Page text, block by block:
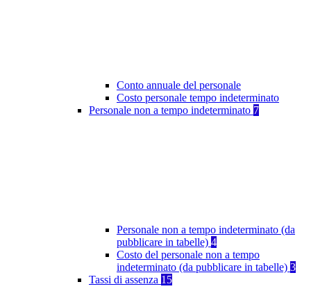
Conto annuale del personale
Costo personale tempo indeterminato
Personale non a tempo indeterminato 7
Personale non a tempo indeterminato (da
pubblicare in tabelle) 4
Costo del personale non a tempo
indeterminato (da pubblicare in tabelle) 3
Tassi di assenza 15